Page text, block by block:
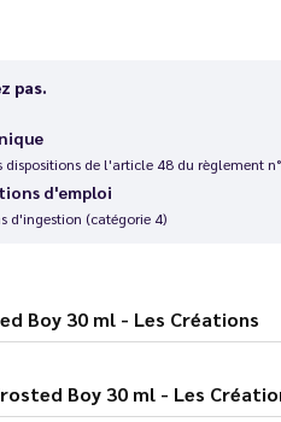
pas.
dispositions de l'article 48 du règlement
d'emploi
d'ingestion (catégorie 4)
Frosted Boy 30 ml - Les Créations
Frosted Boy 30 ml - Les